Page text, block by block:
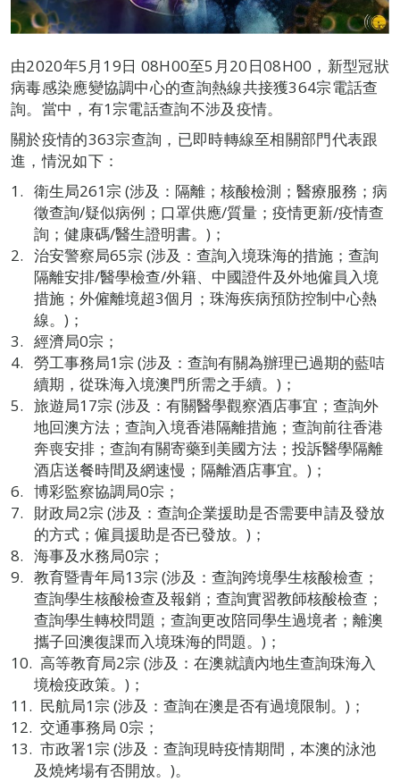
由2020年5月19日 08H00至5月20日08H00，新型冠狀
病毒感染應變協調中心的查詢熱線共接獲364宗電話查
詢。當中，有1宗電話查詢不涉及疫情。
關於疫情的363宗查詢，已即時轉線至相關部門代表跟
進，情況如下：
衛生局261宗 (涉及：隔離；核酸檢測；醫療服務；病
徵查詢/疑似病例；口罩供應/質量；疫情更新/疫情查
詢；健康碼/醫生證明書。)；
治安警察局65宗 (涉及：查詢入境珠海的措施；查詢
隔離安排/醫學檢查/外籍、中國證件及外地僱員入境
措施；外僱離境超3個月；珠海疾病預防控制中心熱
線。)；
經濟局0宗；
勞工事務局1宗 (涉及：查詢有關為辦理已過期的藍咭
續期，從珠海入境澳門所需之手續。)；
旅遊局17宗 (涉及：有關醫學觀察酒店事宜；查詢外
地回澳方法；查詢入境香港隔離措施；查詢前往香港
奔喪安排；查詢有關寄藥到美國方法；投訴醫學隔離
酒店送餐時間及網速慢；隔離酒店事宜。)；
博彩監察協調局0宗；
財政局2宗 (涉及：查詢企業援助是否需要申請及發放
的方式；僱員援助是否已發放。)；
海事及水務局0宗；
教育暨青年局13宗 (涉及：查詢跨境學生核酸檢查；
查詢學生核酸檢查及報銷；查詢實習教師核酸檢查；
查詢學生轉校問題；查詢更改陪同學生過境者；離澳
攜子回澳復課而入境珠海的問題。)；
高等教育局2宗 (涉及：在澳就讀內地生查詢珠海入
境檢疫政策。)；
民航局1宗 (涉及：查詢在澳是否有過境限制。)；
交通事務局 0宗；
市政署1宗 (涉及：查詢現時疫情期間，本澳的泳池
及燒烤場有否開放。)。